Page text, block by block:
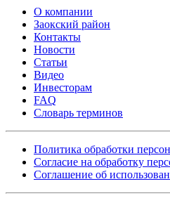
О компании
Заокский район
Контакты
Новости
Статьи
Видео
Инвесторам
FAQ
Словарь терминов
Политика обработки
Согласие на обработку
Соглашение об